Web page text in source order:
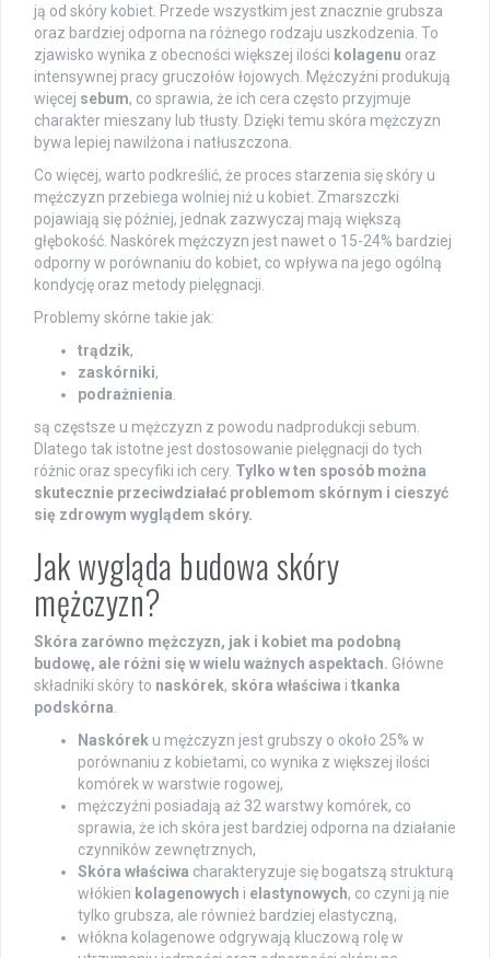
ją od skóry kobiet. Przede wszystkim jest znacznie grubsza
oraz bardziej odporna na różnego rodzaju uszkodzenia. To
zjawisko wynika z obecności większej ilości kolagenu oraz
intensywnej pracy gruczołów łojowych. Mężczyźni produkują
więcej sebum, co sprawia, że ich cera często przyjmuje
charakter mieszany lub tłusty. Dzięki temu skóra mężczyzn
bywa lepiej nawilżona i natłuszczona.
Co więcej, warto podkreślić, że proces starzenia się skóry u
mężczyzn przebiega wolniej niż u kobiet. Zmarszczki
pojawiają się później, jednak zazwyczaj mają większą
głębokość. Naskórek mężczyzn jest nawet o 15-24% bardziej
odporny w porównaniu do kobiet, co wpływa na jego ogólną
kondycję oraz metody pielęgnacji.
Problemy skórne takie jak:
trądzik,
zaskórniki,
podrażnienia
są częstsze u mężczyzn z powodu nadprodukcji sebum.
Dlatego tak istotne jest dostosowanie pielęgnacji do tych
różnic oraz specyfiki ich cery. Tylko w ten sposób można
skutecznie przeciwdziałać problemom skórnym i cieszyć
się zdrowym wyglądem skóry.
Jak wygląda budowa skóry
mężczyzn?
Skóra zarówno mężczyzn, jak i kobiet ma podobną
budowę, ale różni się w wielu ważnych aspektach. Główne
składniki skóry to naskórek, skóra właściwa i tkanka
podskórna
Naskórek u mężczyzn jest grubszy o około 25% w
porównaniu z kobietami, co wynika z większej ilości
komórek w warstwie rogowej,
mężczyźni posiadają aż 32 warstwy komórek, co
sprawia, że ich skóra jest bardziej odporna na działanie
czynników zewnętrznych,
Skóra właściwa charakteryzuje się bogatszą strukturą
włókien kolagenowych i elastynowych, co czyni ją nie
tylko grubsza, ale również bardziej elastyczną,
włókna kolagenowe odgrywają kluczową rolę w